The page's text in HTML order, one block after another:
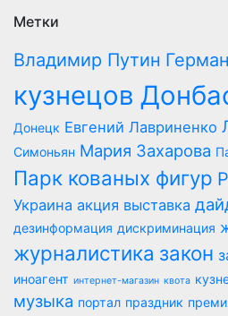
Метки
Владимир Путин
кузнецов
Донецк Евгений Лавриненко
Симоньян Мария Захарова
Парк кованых фигур
Украина акция выставка
дезинформация дискриминация
журналистика закон
иноагент интернет-магазин квота
музыка портал праздник